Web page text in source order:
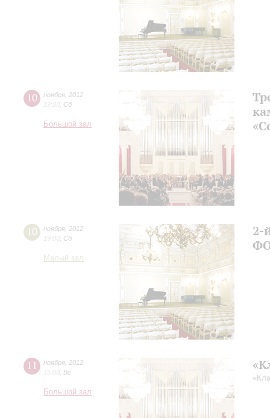
10 ноября 2012
19:00 Сб
Большой зал
10 ноября 2012
19:00 Сб
Малый зал
2-
11 ноября 2012
15:00 Вс
Большой зал